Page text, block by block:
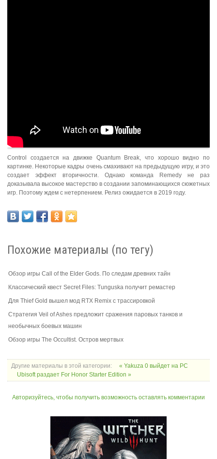
Control создается на движке Quantum Break, что хорошо видно по
картинке. Некоторые кадры очень смахивают на предыдущую игру, и это
создает эффект вторичности. Однако команда Remedy не раз
доказывала высокое мастерство в создании запоминающихся сюжетных
игр. Поэтому ждем с нетерпением. Релиз ожидается в 2019 году.
Похожие материалы (по тегу)
Обзор игры Call of the Elder Gods. По следам древних тайн
Классический квест Secret Files: Tunguska получит ремастер
Для Thief Gold вышел мод RTX Remix с трассировкой
Стратегия Veil of Ashes предложит сражения паровых танков и
необычных боевых машин
Обзор игры The Occultist. Остров мертвых
Другие материалы в этой категории:
« Yakuza 0 выйдет на PC
Ubisoft раздает For Honor Starter Edition »
Авторизуйтесь, чтобы получить возможность оставлять комментарии